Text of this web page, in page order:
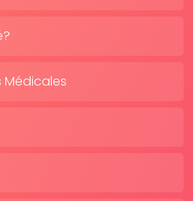
Médicales